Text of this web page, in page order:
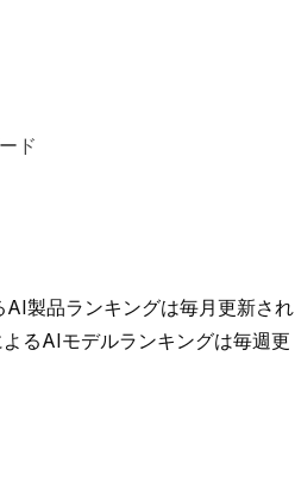
ド
製品ランキングは毎月更新され
るAIモデルランキングは毎週更